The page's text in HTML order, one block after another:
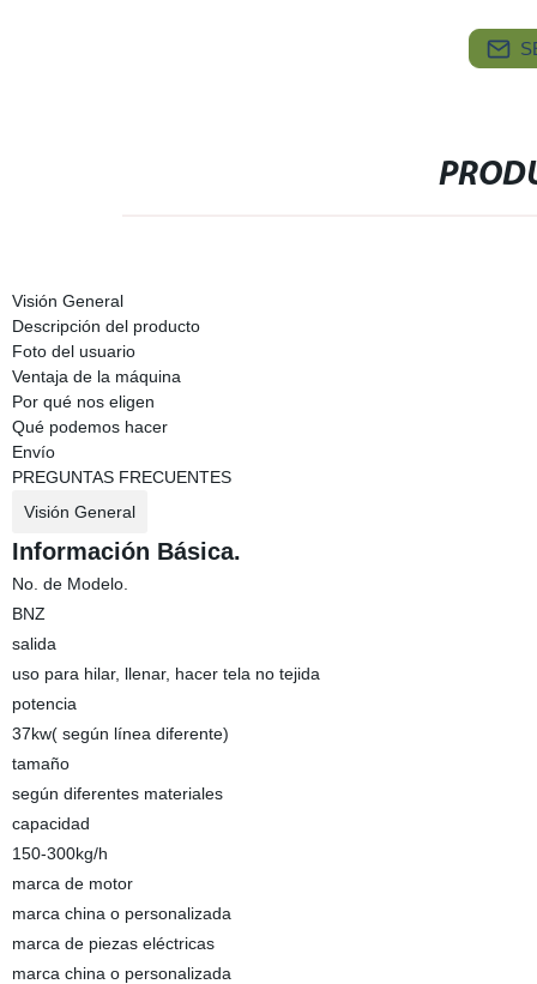
Visión General
Descripción del producto
Foto del usuario
Ventaja de la máquina
Por qué nos eligen
Qué podemos hacer
Envío
PREGUNTAS FRECUENTES
Visión General
Información Básica.
No. de Modelo.
BNZ
salida
uso para hilar, llenar, hacer tela no tejida
potencia
37kw( según línea diferente)
tamaño
según diferentes materiales
capacidad
150-300kg/h
marca de motor
marca china o personalizada
marca de piezas eléctricas
marca china o personalizada